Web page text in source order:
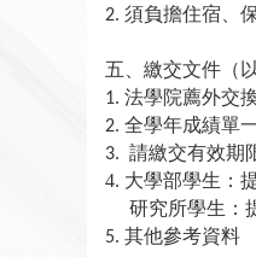
2. 須負擔住宿、
五、繳交文件（
1. 法學院薦外交
2. 全學年成績單
3. 請繳交有效期
4. 大學部學生：
研究所學生：
5. 其他參考資料